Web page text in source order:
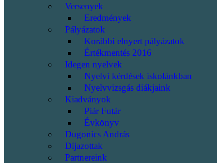
Versenyek
Eredmények
Pályázatok
Korábbi elnyert pályázatok
Értékmentés 2016
Idegen nyelvek
Nyelvi kérdések iskolánkban
Nyelvvizsgás diákjaink
Kiadványok
Piár Futár
Évkönyv
Dugonics András
Díjazottak
Partnereink